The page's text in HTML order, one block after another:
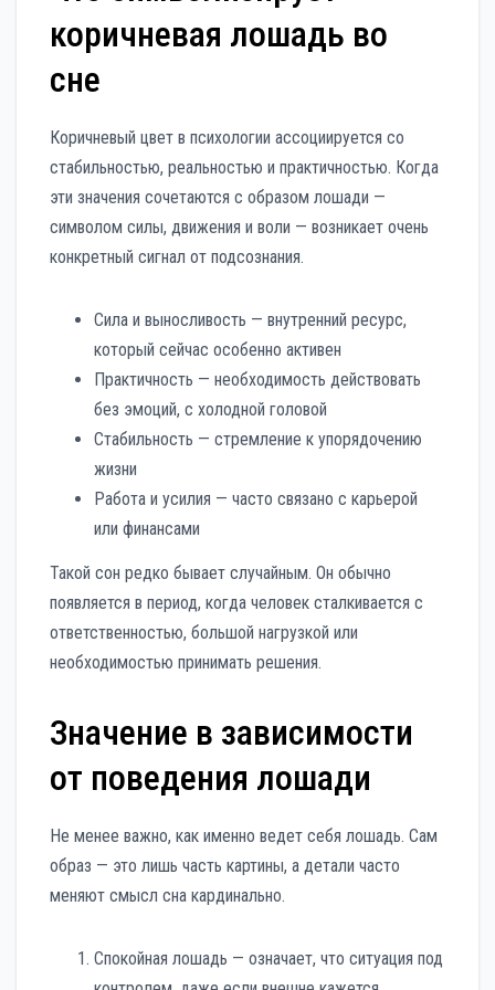
коричневая лошадь во
сне
Коричневый цвет в психологии ассоциируется со
стабильностью, реальностью и практичностью. Когда
эти значения сочетаются с образом лошади —
символом силы, движения и воли — возникает очень
конкретный сигнал от подсознания.
Сила и выносливость — внутренний ресурс,
который сейчас особенно активен
Практичность — необходимость действовать
без эмоций, с холодной головой
Стабильность — стремление к упорядочению
жизни
Работа и усилия — часто связано с карьерой
или финансами
Такой сон редко бывает случайным. Он обычно
появляется в период, когда человек сталкивается с
ответственностью, большой нагрузкой или
необходимостью принимать решения.
Значение в зависимости
от поведения лошади
Не менее важно, как именно ведет себя лошадь. Сам
образ — это лишь часть картины, а детали часто
меняют смысл сна кардинально.
Спокойная лошадь — означает, что ситуация под